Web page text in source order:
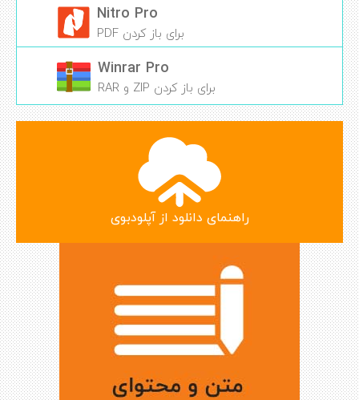
Nitro Pro
برای باز کردن PDF
Winrar Pro
برای باز کردن ZIP و RAR
راهنمای دانلود از آپلودبوی